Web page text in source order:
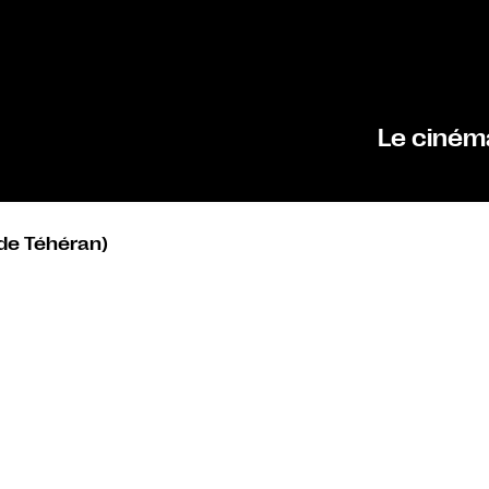
Le
Téhéran)